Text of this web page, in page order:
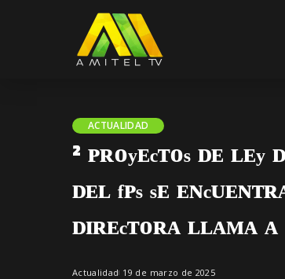
ACTUALIDAD
² ᴾᴿᴼʸᴱᶜᵀᴼˢ ᴰᴱ
ᴰᴱᴸ ᶠᴾˢ ˢᴱ
ᴰᴵᴿᴱᶜᵀᴼᴿᴬ ᴸᴸᴬᴹᴬ
Actualidad 19 de marzo de 2025